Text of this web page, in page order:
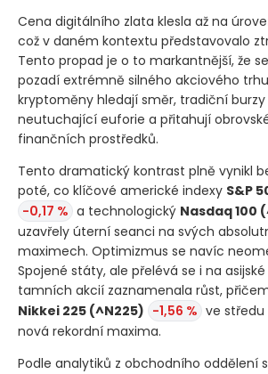
Cena digitálního zlata klesla až na
což v daném kontextu představovalo
Tento propad je o to markantnější, že
pozadí extrémně silného akciového
kryptoměny hledají směr, tradiční burzy
neutuchající euforie a přitahují
finančních prostředků.
Tento dramatický kontrast plně vynikl
poté, co klíčové americké indexy S&P
-0,17 % a technologický Nasdaq 100
uzavřely úterní seanci na svých
maximech. Optimizmus se navíc
Spojené státy, ale přelévá se i na
tamních akcií zaznamenala růst,
Nikkei 225 (^N225) -1,56 % ve středu
nová rekordní maxima.
Podle analytiků z obchodního oddělení